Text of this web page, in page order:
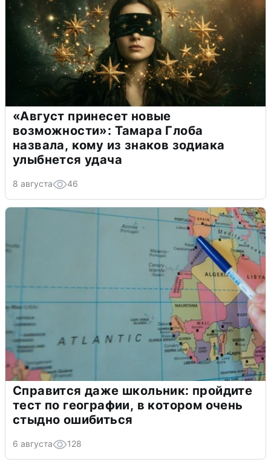
«Август принесет новые
возможности»: Тамара Глоба
назвала, кому из знаков зодиака
улыбнется удача
8 августа 46
Справится даже школьник: пройдите
тест по географии, в котором очень
стыдно ошибиться
6 августа 128